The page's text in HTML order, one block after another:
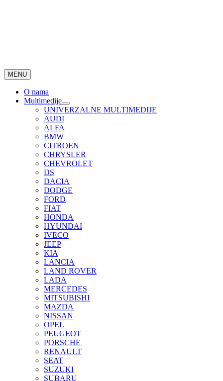
MENU
O nama
Multimedije
UNIVERZALNE MULTIMEDIJE
AUDI
ALFA
BMW
CITROEN
CHRYSLER
CHEVROLET
DS
DACIA
DODGE
FORD
FIAT
HONDA
HYUNDAI
IVECO
JEEP
KIA
LANCIA
LAND ROVER
LADA
MERCEDES
MITSUBISHI
MAZDA
NISSAN
OPEL
PEUGEOT
PORSCHE
RENAULT
SEAT
SUZUKI
SUBARU